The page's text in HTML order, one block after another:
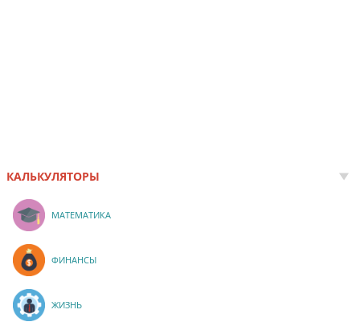
КАЛЬКУЛЯТОРЫ
МАТЕМАТИКА
ФИНАНСЫ
ЖИЗНЬ